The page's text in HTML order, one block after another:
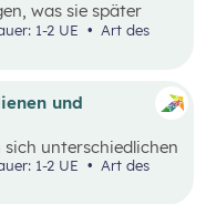
was sie später
finden heraus, wie
zukünftig ausüben
das sie frei
findet eine
eigenen
und
statt.
in der
1-2 UE
und
unterschiedlichen
miteinander die
Geld-Typen zu
1-2 UE
Art des